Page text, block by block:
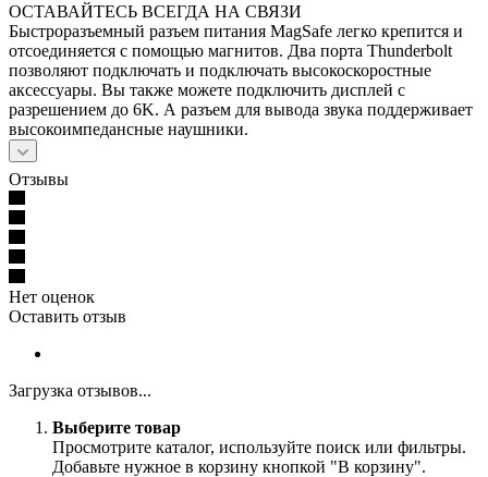
ОСТАВАЙТЕСЬ ВСЕГДА НА СВЯЗИ
Быстроразъемный разъем питания MagSafe легко крепится и
отсоединяется с помощью магнитов. Два порта Thunderbolt
позволяют подключать и подключать высокоскоростные
аксессуары. Вы также можете подключить дисплей с
разрешением до 6K. А разъем для вывода звука поддерживает
высокоимпедансные наушники.
Отзывы
Нет оценок
Оставить отзыв
Загрузка отзывов...
Выберите товар
Просмотрите каталог, используйте поиск или фильтры.
Добавьте нужное в корзину кнопкой "В корзину".